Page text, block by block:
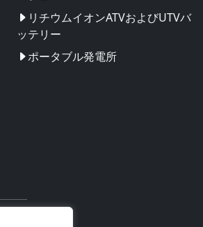
リチウムイオンATVおよびUTVバ
ッテリー
ポータブル発電所